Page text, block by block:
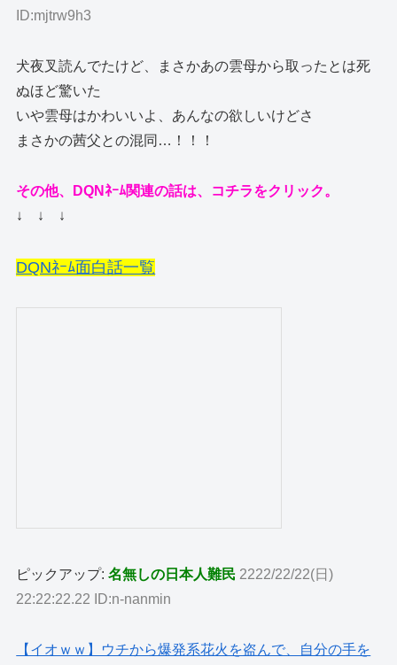
ID:mjtrw9h3
犬夜叉読んでたけど、まさかあの雲母から取ったとは死
ぬほど驚いた
いや雲母はかわいいよ、あんなの欲しいけどさ
まさかの茜父との混同…！！！
その他、DQNﾈｰﾑ関連の話は、コチラをクリック。
↓ ↓ ↓
DQNﾈｰﾑ面白話一覧
ピックアップ:名無しの日本人難民 2222/22/22(日)
22:22:22.22 ID:n-nanmin
【イオｗｗ】ウチから爆発系花火を盗んで、自分の手を